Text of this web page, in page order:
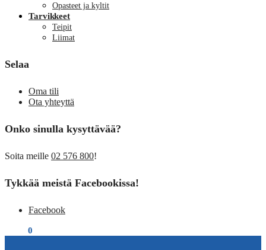
Opasteet ja kyltit
Tarvikkeet
Teipit
Liimat
Selaa
Oma tili
Ota yhteyttä
Onko sinulla kysyttävää?
Soita meille 02 576 800!
Tykkää meistä Facebookissa!
Facebook
0